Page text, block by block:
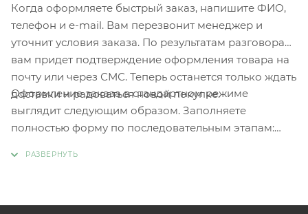
Когда оформляете быстрый заказ, напишите ФИО,
телефон и e-mail. Вам перезвонит менеджер и
уточнит условия заказа. По результатам разговора
вам придет подтверждение оформления товара на
почту или через СМС. Теперь останется только ждать
доставки и радоваться новой покупке.
Оформление заказа в стандартном режиме
выглядит следующим образом. Заполняете
полностью форму по последовательным этапам: